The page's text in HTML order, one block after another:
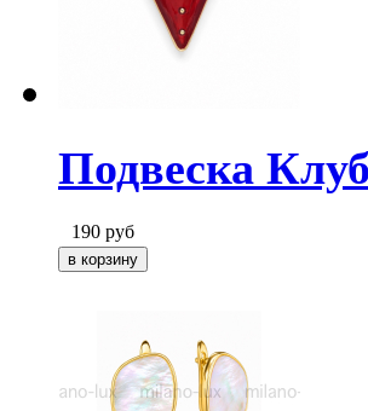
Подвеска
190 руб